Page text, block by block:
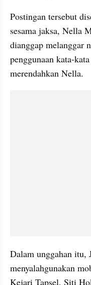
Postingan tersebut
sesama jaksa, Nella
dianggap melanggar
penggunaan kata-
merendahkan Nella.
Dalam unggahan itu,
menyalahgunakan
Kejari Tapsel, Siti